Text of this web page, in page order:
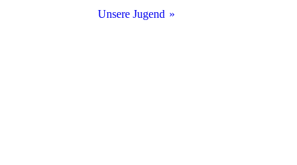
Anangeln 2026
Unsere Jugend